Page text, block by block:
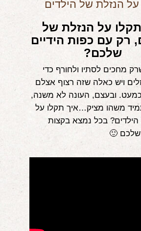
דלקות ונוזלים באוזניים
קשיים רגשיים, אתגרי התנהגות
בעיות/מחלות נוספות
שאלות ותשובות
הורים ממליצים
במתנה!
הנזלת של הילדים
על הנזלת של
רק עם כפות הידיים
שלכם?
מחכים לסתיו ולחורף כדי
ויש כאלה שזה רצוף אצלם
ובעצם, העונה לא משנה,
משהו מציק…איך תקלו על
בכל נמצא בקצות
🙂